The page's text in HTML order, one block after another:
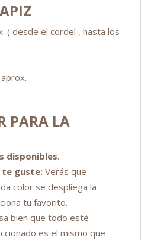
( desde el cordel , hasta los
PARA LA
disponibles.
te guste: Verás que
color se despliega la
tu favorito.
bien que todo esté
es el mismo que